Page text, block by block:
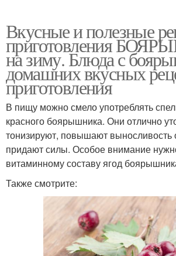
Вкусные и полезные
приготовления
на зиму. Блюда с
домашних вкусных
приготовления
В пищу можно смело употреблять
красного боярышника. Они отлично
тонизируют, повышают выносливость
придают силы. Особое внимание
витаминному составу ягод
Также смотрите: